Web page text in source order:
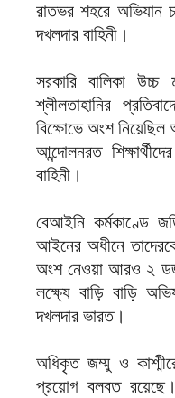
রাতভর শহরে অভিযান
দখলদার বাহিনী।
সরকারি বালিকা উচ্চ
শ্লীলতাহানির
বিক্ষোভে অংশ
আন্দোলনরত
বাহিনী।
বেআইনি কর্মকাণ্ডে
আইনের অধীনে
অংশ নেওয়া আরও ২
লক্ষ্যে বাড়ি বাড়ি
দখলদার ভারত।
অধিকৃত জম্মু ও
প্রয়োগ বলবত